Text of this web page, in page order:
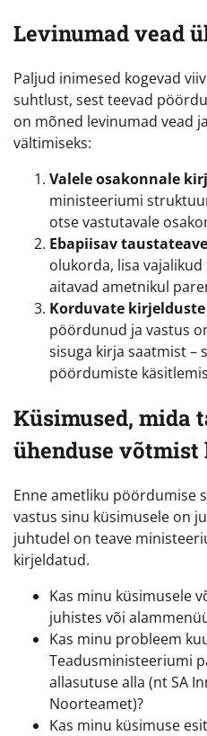
Levinumad vead
Paljud inimesed kogevad
suhtlust, sest teevad
on mõned levinumad vead
vältimiseks:
Valele osakonnale
ministeeriumi
otse vastutavale
Ebapiisav
olukorda, lisa
aitavad ametnikul
Korduvate
pöördunud ja vastus
sisuga kirja saatmist –
pöördumiste
Küsimused, mida
ühenduse võtmist
Enne ametliku pöördumise
vastus sinu küsimusele on
juhtudel on teave
kirjeldatud.
Kas minu küsimusele
juhistes või
Kas minu probleem
Teadusministeeriumi
allasutuse alla (nt SA
Noorteamet)?
Kas minu küsimuse